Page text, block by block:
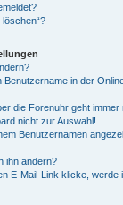
in der
die Forenuhr geht immer
nicht zur Auswahl!
Benutzernamen
ihn ändern?
E-Mail-Link klicke, werde